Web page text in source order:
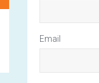
Email